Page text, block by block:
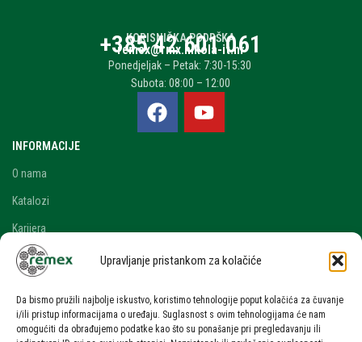
Upravljanje pristankom za kolačiće
Da bismo pružili najbolje iskustvo, koristimo tehnologije poput kolačića za čuvanje
i/ili pristup informacijama o uređaju. Suglasnost s ovim tehnologijama će nam
omogućiti da obrađujemo podatke kao što su ponašanje pri pregledavanju ili
KORISNIČKA PODRŠKA
+385 42 601 061
remex@rmx.nikola-it.hr
Ponedjeljak – Petak: 7:30-15:30
Subota: 08:00 – 12:00
INFORMACIJE
O nama
Katalozi
Karijera
Blog i novosti
RAČUN
Moj račun